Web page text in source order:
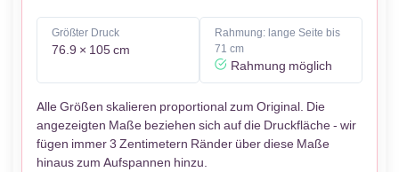
Größter Druck
76.9 × 105 cm
Rahmung: lange Seite bis
71 cm
Rahmung möglich
Alle Größen skalieren proportional zum Original. Die
angezeigten Maße beziehen sich auf die Druckfläche - wir
fügen immer 3 Zentimetern Ränder über diese Maße
hinaus zum Aufspannen hinzu.